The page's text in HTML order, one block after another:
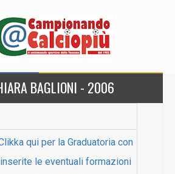
BAGLIONI - 2006
qui per la Graduatoria con
inserite le eventuali formazioni